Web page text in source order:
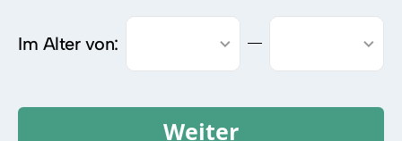
Im Alter von:
Weiter